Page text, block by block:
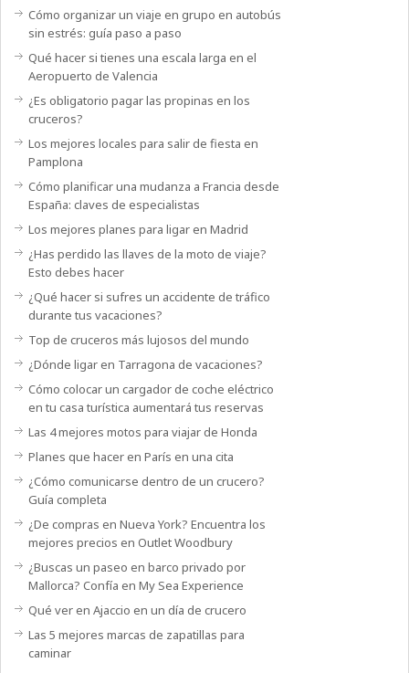
Cómo organizar un viaje en grupo en autobús
sin estrés: guía paso a paso
Qué hacer si tienes una escala larga en el
Aeropuerto de Valencia
¿Es obligatorio pagar las propinas en los
cruceros?
Los mejores locales para salir de fiesta en
Pamplona
Cómo planificar una mudanza a Francia desde
España: claves de especialistas
Los mejores planes para ligar en Madrid
¿Has perdido las llaves de la moto de viaje?
Esto debes hacer
¿Qué hacer si sufres un accidente de tráfico
durante tus vacaciones?
Top de cruceros más lujosos del mundo
¿Dónde ligar en Tarragona de vacaciones?
Cómo colocar un cargador de coche eléctrico
en tu casa turística aumentará tus reservas
Las 4 mejores motos para viajar de Honda
Planes que hacer en París en una cita
¿Cómo comunicarse dentro de un crucero?
Guía completa
¿De compras en Nueva York? Encuentra los
mejores precios en Outlet Woodbury
¿Buscas un paseo en barco privado por
Mallorca? Confía en My Sea Experience
Qué ver en Ajaccio en un día de crucero
Las 5 mejores marcas de zapatillas para
caminar